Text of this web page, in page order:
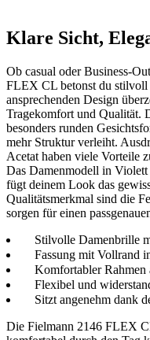
Klare Sicht,
Ob casual oder Business-
FLEX CL betonst du
ansprechenden Design
Tragekomfort und Qualität.
besonders runden
mehr Struktur verleiht.
Acetat haben viele Vorteile
Das Damenmodell in
fügt deinem Look das
Qualitätsmerkmal sind die
sorgen für einen
Stilvolle Damenbrille
Fassung mit Vollrand
Komfortabler Rahmen
Flexibel und
Sitzt angenehm dank
Die Fielmann 2146 FLEX